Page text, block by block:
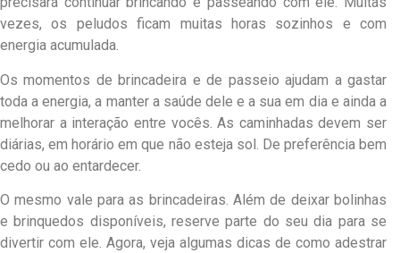
vezes, os peludos ficam muitas horas sozinhos e com
energia acumulada.
Os momentos de brincadeira e de passeio ajudam a gastar
toda a energia, a manter a saúde dele e a sua em dia e ainda a
melhorar a interação entre vocês. As caminhadas devem ser
diárias, em horário em que não esteja sol. De preferência bem
cedo ou ao entardecer.
O mesmo vale para as brincadeiras. Além de deixar bolinhas
e brinquedos disponíveis, reserve parte do seu dia para se
divertir com ele. Agora, veja algumas dicas de como adestrar